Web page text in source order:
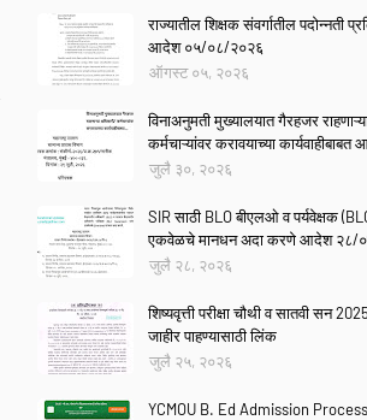
राज्यातील शिक्षक संवर्गातील पदोन्नती
आदेश ०५/०८/२०२६
ऑगस्ट ०५, २०२६
विनाअनुमती मुख्यालयात गैरहजर
कर्मचाऱ्यांवर करावयाच्या
जुलै ३०, २०२६
SIR साठी BLO बीएलओ व पर्यवेक्षक
एकवेळचे मानधन अदा करणे आदेश २८/
जुलै २८, २०२६
शिष्यवृत्ती परीक्षा चौथी व सातवी सन
जाहीर पाहण्यासाठी लिंक
जुलै २५, २०२६
YCMOU B. Ed Admission